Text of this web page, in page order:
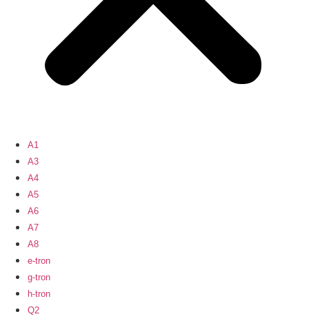
A1
A3
A4
A5
A6
A7
A8
e-tron
g-tron
h-tron
Q2